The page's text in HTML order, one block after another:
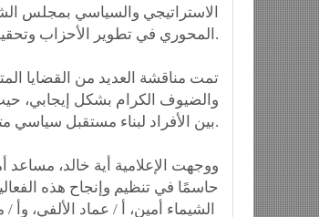
الاستراتيجي والسياسي بمجلس
المحوري في تطوير الأحزاب وتحقيق أهدافها، مشددًا على ضرورة تبني رؤية واضحة للتوجهات المستقبلية.
تمت مناقشة العديد من القضايا
والضيوف الكرام بشكل إيجابي،
بين الأفراد لبناء مستقبل سياسي متماسك وقوي.
ووجهت الإعلامية أية خالد، مساعد
حاسمًا في تنظيم وإنجاح هذه